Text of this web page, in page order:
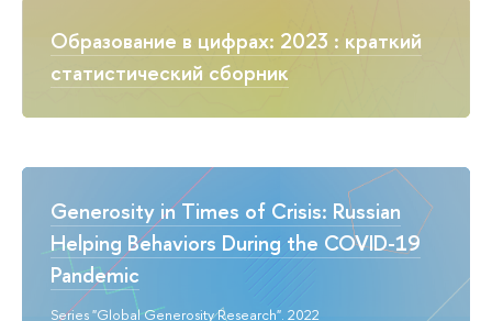
Образование в цифрах: 2023 : краткий
статистический сборник
Generosity in Times of Crisis: Russian
Helping Behaviors During the COVID-19
Pandemic
Series "Global Generosity Research". 2022